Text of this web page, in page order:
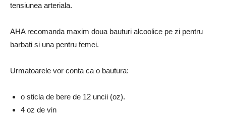
tensiunea arteriala.
AHA recomanda maxim doua bauturi alcoolice pe zi pentru
barbati si una pentru femei.
Urmatoarele vor conta ca o bautura:
o sticla de bere de 12 uncii (oz).
4 oz de vin